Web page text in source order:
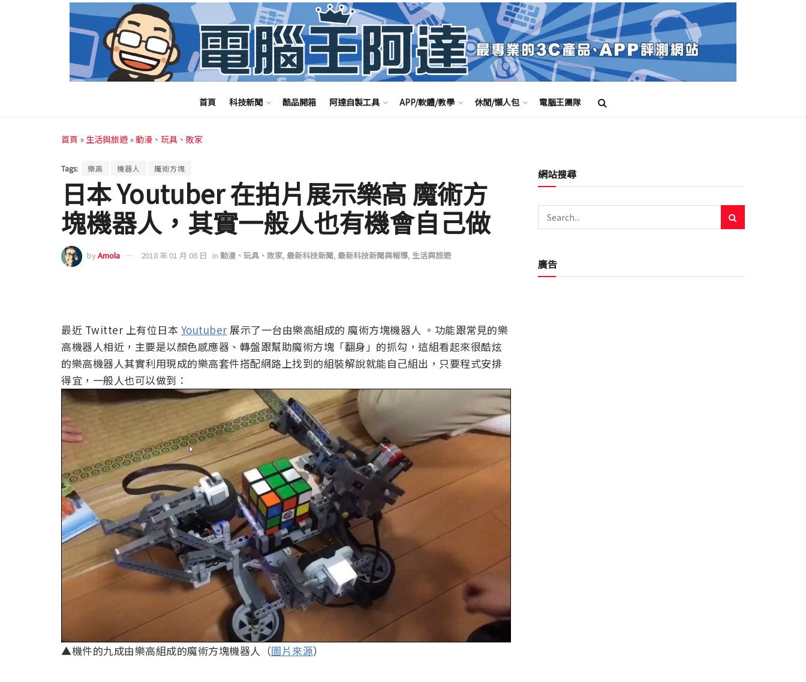
首頁 科技新聞 酷品開箱 阿達自製工具 APP/軟體/教學 休閒/懶人包 電腦王團隊
首頁 » 生活與旅遊 » 動漫、玩具、敗家
Tags: 樂高 機器人 魔術方塊
日本 Youtuber 在拍片展示樂高 魔術方
塊機器人，其實一般人也有機會自己做
byAmola 2018 年 01 月 08 日 in 動漫、玩具、敗家, 最新科技新聞, 最新科技新聞與報導, 生活與旅遊
最近 Twitter 上有位日本 Youtuber 展示了一台由樂高組成的 魔術方塊機器人 。功能跟常見的樂
高機器人相近，主要是以顏色感應器、轉盤跟幫助魔術方塊「翻身」的抓勾，這組看起來很酷炫
的樂高機器人其實利用現成的樂高套件搭配網路上找到的組裝解說就能自己組出，只要程式安排
得宜，一般人也可以做到：
▲機件的九成由樂高組成的魔術方塊機器人（圖片來源）
網站搜尋
廣告